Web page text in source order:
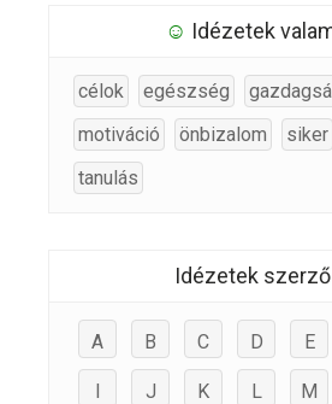
☺ Idézetek
célok egészség
motiváció
önbizalom siker
tanulás
Idézetek
A B C D E
I J K L M